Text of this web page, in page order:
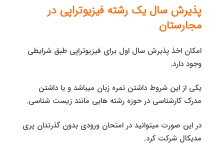
پذیرش سال یک رشته فیزیوتراپی در
مجارستان
امکان اخذ پذیرش سال اول برای فیزیوتراپی طبق شرایطی
وجود دارد.
یکی از این شروط داشتن نمره زبان میباشد و یا داشتن
مدرک کارشناسی در حوزه رشته هایی مانند زیست شناسی.
در این صورت میتوانید در امتحان ورودی بدون گذرندان پری
مدیکال شرکت کرد.